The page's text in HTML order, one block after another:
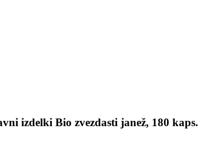
izdelki Bio zvezdasti janež, 180 kaps.